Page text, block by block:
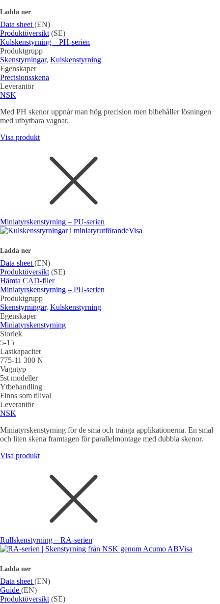
Ladda ner
Data sheet (EN)
Produktöversikt (SE)
Kulskenstyrning – PH-serien
Produktgrupp
Skenstyrningar, Kulskenstyrning
Egenskaper
Precisionsskena
Leverantör
NSK
Med PH skenor uppnår man hög precision men bibehåller lösningen
med utbytbara vagnar.
Visa produkt
Miniatyrskenstyrning – PU-serien
Visa
Ladda ner
Data sheet (EN)
Produktöversikt (SE)
Hämta CAD-filer
Miniatyrskenstyrning – PU-serien
Produktgrupp
Skenstyrningar, Kulskenstyrning
Egenskaper
Miniatyrskenstyrning
Storlek
5-15
Lastkapacitet
775-11 300 N
Vagntyp
5st modeller
Ytbehandling
Finns som tillval
Leverantör
NSK
Miniatyrskenstyrning för de små och trånga applikationerna. En smal
och liten skena framtagen för parallelmontage med dubbla skenor.
Visa produkt
Rullskenstyrning – RA-serien
Visa
Ladda ner
Data sheet (EN)
Guide (EN)
Produktöversikt (SE)